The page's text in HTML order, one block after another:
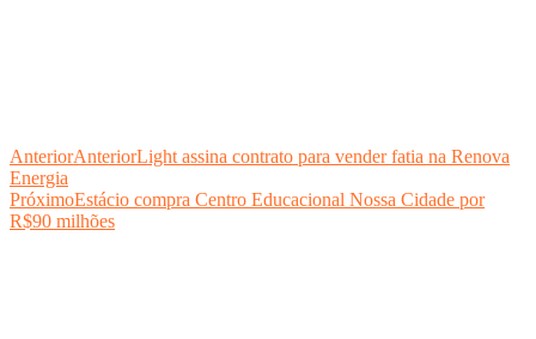
AnteriorAnteriorLight assina contrato para vender fatia na Renova
Energia
PróximoEstácio compra Centro Educacional Nossa Cidade por
R$90 milhões